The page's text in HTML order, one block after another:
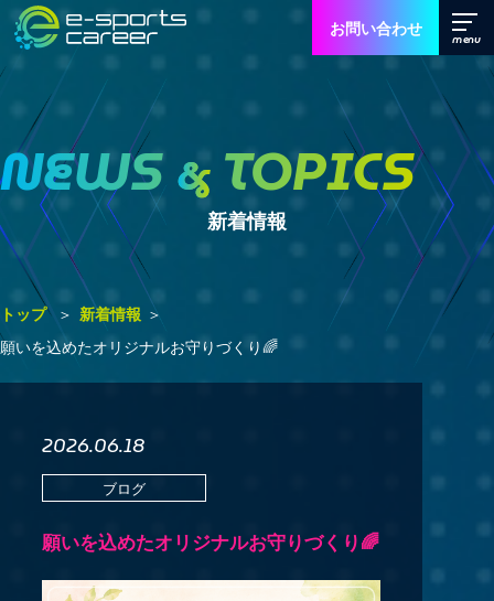
お問い合わせ
NEWS & TOPICS
新着情報
トップ
新着情報
願いを込めたオリジナルお守りづくり🌈
2026.06.18
ブログ
願いを込めたオリジナルお守りづくり🌈